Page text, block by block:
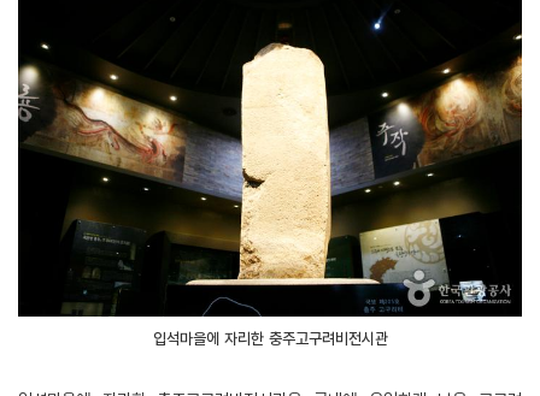
입석마을에 자리한 충주고구려비전시관